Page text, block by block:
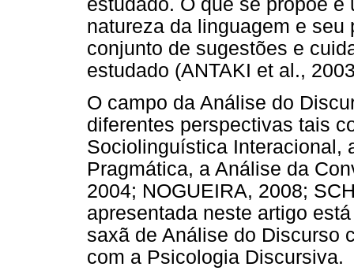
estudado. O que se propõe
natureza da linguagem e
conjunto de sugestões e
estudado (ANTAKI et al.,
O campo da Análise do
diferentes perspectivas tais
Sociolinguística Interacional,
Pragmática, a Análise da
2004; NOGUEIRA, 2008;
apresentada neste artigo
saxã de Análise do Discurso
com a Psicologia Discursiva.